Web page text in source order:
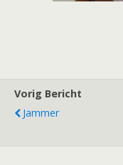
Vorig Bericht
Jammer